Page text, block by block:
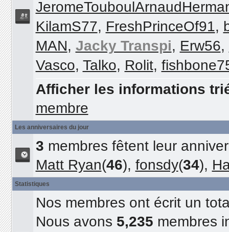
KilamS77, FreshPrinceOf91,
MAN, Jacky Transpi, Erw56,
Vasco, Talko, Rolit,
Afficher les informations
membre
Les anniversaires du jour
3 membres fêtent leur
Matt Ryan(46), fonsdy(34),
Statistiques
Nos membres ont écrit un
Nous avons 5,235 membres